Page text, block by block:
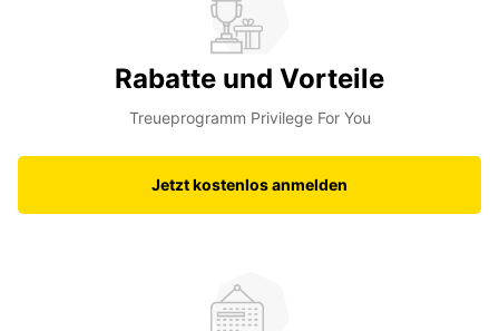
Rabatte und Vorteile
Treueprogramm Privilege For You
Jetzt kostenlos anmelden